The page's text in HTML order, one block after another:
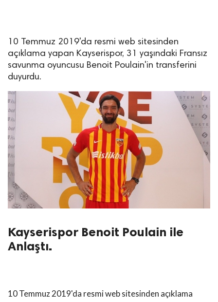
10 Temmuz 2019'da resmi web sitesinden
açıklama yapan Kayserispor, 31 yaşındaki Fransız
savunma oyuncusu Benoit Poulain'in transferini
duyurdu.
Kayserispor Benoit Poulain ile
Anlaştı.
10 Temmuz 2019'da resmi web sitesinden açıklama